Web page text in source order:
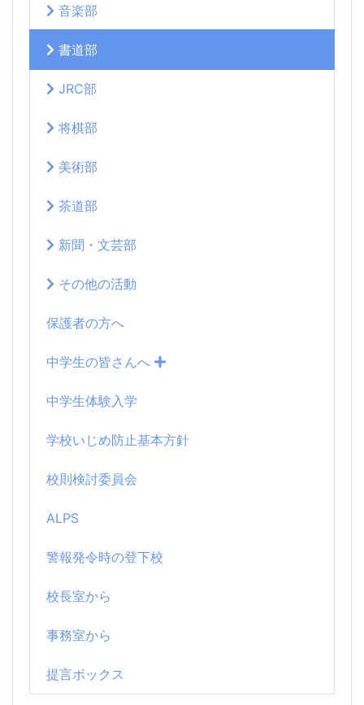
音楽部
書道部
JRC部
将棋部
美術部
茶道部
新聞・文芸部
その他の活動
保護者の方へ
中学生の皆さんへ
中学生体験入学
学校いじめ防止基本方針
校則検討委員会
ALPS
警報発令時の登下校
校長室から
事務室から
提言ボックス